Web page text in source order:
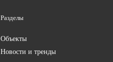
Разделы
Объекты
Новости и тренды